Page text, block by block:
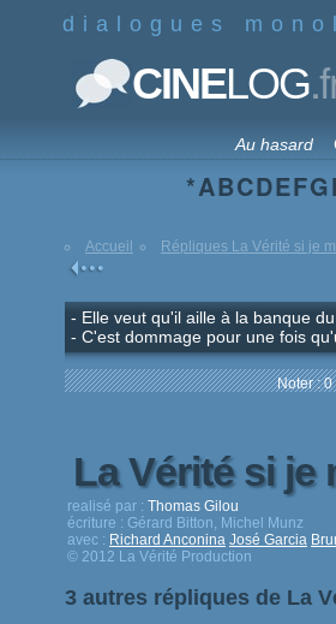
dialogues
CINELOG
Au hasard
*ABCDEFG
Accueil Répliques La Vérité si je
- Elle veut qu'il aille à la banque
- C'est dommage pour une fois
Noter : 0
La Vérité si je
realisé par : Thomas Gilou
écriture : Gérard Bitton, Michel Munz
avec : Richard Anconina José Garcia
© 2012 La Vérité Production
3 autres répliques de La